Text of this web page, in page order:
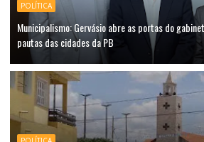
POLÍTICA
Municipalismo: Gervásio abre as portas do
pautas das cidades da PB